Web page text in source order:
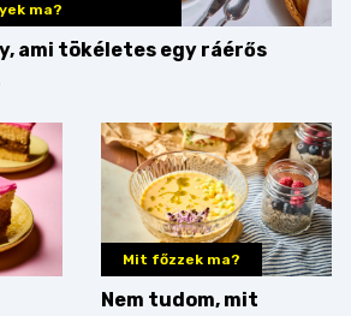
ma?
ami tökéletes egy ráérős
Mit főzzek ma?
Nem tudom, mit